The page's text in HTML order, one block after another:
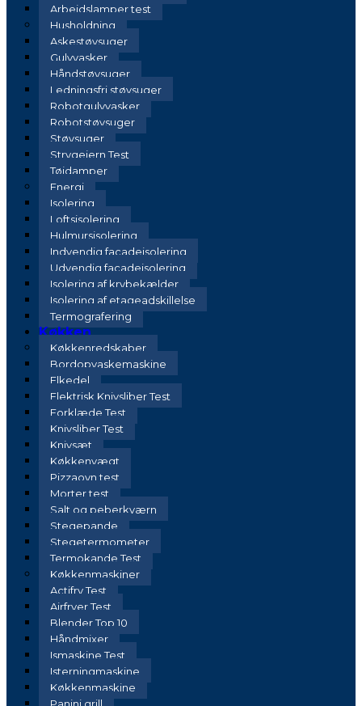
Arbejdslamper test
Husholdning
Askestøvsuger
Gulvvasker
Håndstøvsuger
Ledningsfri støvsuger
Robotgulvvasker
Robotstøvsuger
Støvsuger
Strygejern Test
Tøjdamper
Energi
Isolering
Loftsisolering
Hulmursisolering
Indvendig facadeisolering
Udvendig facadeisolering
Isolering af krybekælder
Isolering af etageadskillelse
Termografering
Køkken
Køkkenredskaber
Bordopvaskemaskine
Elkedel
Elektrisk Knivsliber Test
Forklæde Test
Knivsliber Test
Knivsæt
Køkkenvægt
Pizzaovn test
Morter test
Salt og peberkværn
Stegepande
Stegetermometer
Termokande Test
Køkkenmaskiner
Actifry Test
Airfryer Test
Blender Top 10
Håndmixer
Ismaskine Test
Isterningmaskine
Køkkenmaskine